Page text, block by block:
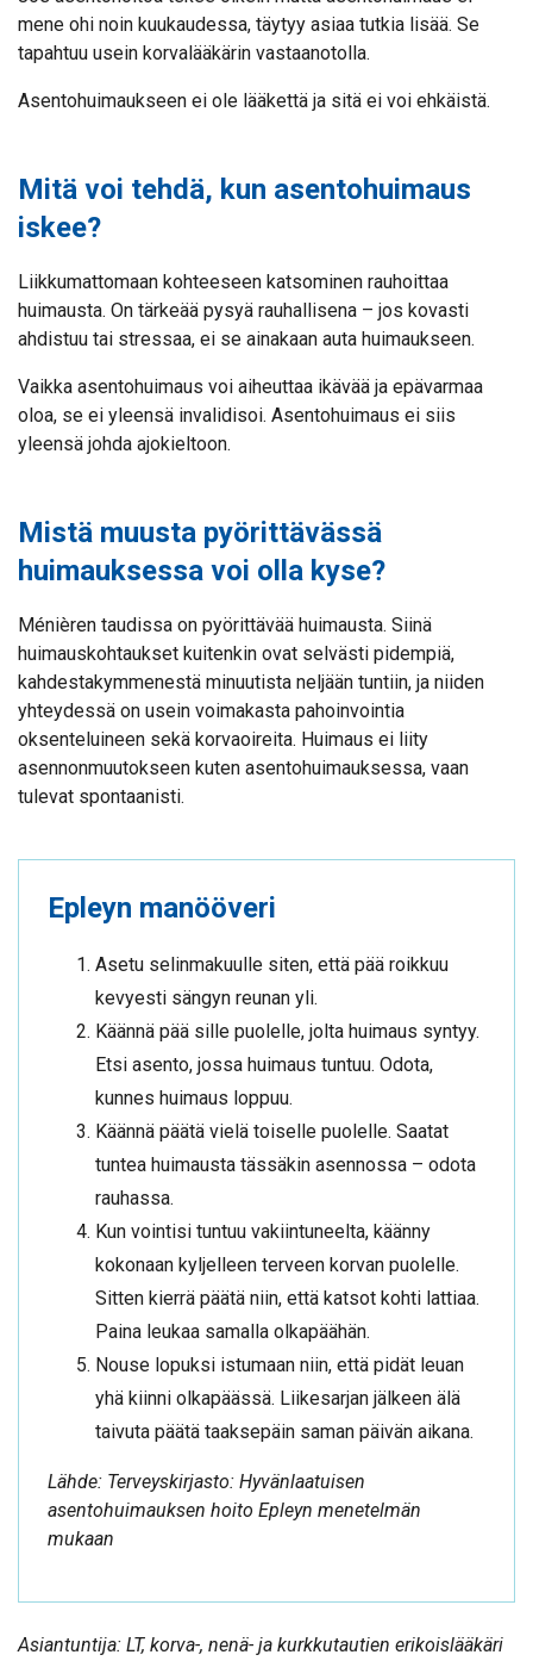
mene ohi noin kuukaudessa, täytyy asiaa tutkia lisää. Se
tapahtuu usein korvalääkärin vastaanotolla.
Asentohuimaukseen ei ole lääkettä ja sitä ei voi ehkäistä.
Mitä voi tehdä, kun asentohuimaus
iskee?
Liikkumattomaan kohteeseen katsominen rauhoittaa
huimausta. On tärkeää pysyä rauhallisena – jos kovasti
ahdistuu tai stressaa, ei se ainakaan auta huimaukseen.
Vaikka asentohuimaus voi aiheuttaa ikävää ja epävarmaa
oloa, se ei yleensä invalidisoi. Asentohuimaus ei siis
yleensä johda ajokieltoon.
Mistä muusta pyörittävässä
huimauksessa voi olla kyse?
Ménièren taudissa on pyörittävää huimausta. Siinä
huimauskohtaukset kuitenkin ovat selvästi pidempiä,
kahdestakymmenestä minuutista neljään tuntiin, ja niiden
yhteydessä on usein voimakasta pahoinvointia
oksenteluineen sekä korvaoireita. Huimaus ei liity
asennonmuutokseen kuten asentohuimauksessa, vaan
tulevat spontaanisti.
Epleyn manööveri
Asetu selinmakuulle siten, että pää roikkuu
kevyesti sängyn reunan yli.
Käännä pää sille puolelle, jolta huimaus syntyy.
Etsi asento, jossa huimaus tuntuu. Odota,
kunnes huimaus loppuu.
Käännä päätä vielä toiselle puolelle. Saatat
tuntea huimausta tässäkin asennossa – odota
rauhassa.
Kun vointisi tuntuu vakiintuneelta, käänny
kokonaan kyljelleen terveen korvan puolelle.
Sitten kierrä päätä niin, että katsot kohti lattiaa.
Paina leukaa samalla olkapäähän.
Nouse lopuksi istumaan niin, että pidät leuan
yhä kiinni olkapäässä. Liikesarjan jälkeen älä
taivuta päätä taaksepäin saman päivän aikana.
Lähde: Terveyskirjasto: Hyvänlaatuisen
asentohuimauksen hoito Epleyn menetelmän
mukaan
Asiantuntija: LT, korva-, nenä- ja kurkkutautien erikoislääkäri